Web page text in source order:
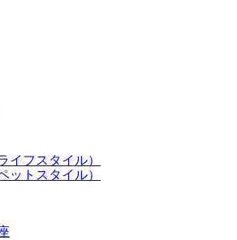
イフスタイル）
ットスタイル）